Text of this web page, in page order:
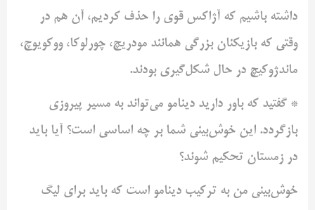
داشته باشیم که آژاکس قوی را حذف کردیم، آن هم در
وقتی که بازیکنان بزرگی همانند مودریچ، چورلوکا، ووکویوچ،
ماندژوکیچ در حال شکل‌گیری بودند.
* گفتید که باور دارید دینامو می‌تواند به مسیر پیروزی
بازگردد. این خوش‌بینی شما بر چه اساسی است؟ آیا باید
در زمستان تحکیم شوند؟
خوش‌بینی من به ترکیب دینامو است که باید برای لیگ